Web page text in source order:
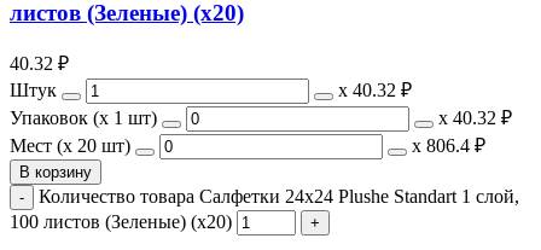
листов (Зеленые) (х20)
40.32 ₽
Штук
х 40.32 ₽
Упаковок (x 1 шт)
х 40.32 ₽
Мест (x 20 шт)
х 806.4 ₽
В корзину
Количество товара Салфетки 24х24 Plushe Standart 1 слой,
100 листов (Зеленые) (х20)